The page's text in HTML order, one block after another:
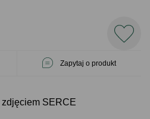
Zapytaj o produkt
SERCE